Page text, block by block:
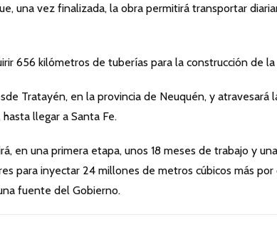
una vez finalizada, la obra permitirá transportar
656 kilómetros de tuberías para la construcción de
Tratayén, en la provincia de Neuquén, y atravesará
llegar a Santa Fe.
en una primera etapa, unos 18 meses de trabajo y
para inyectar 24 millones de metros cúbicos más
fuente del Gobierno.